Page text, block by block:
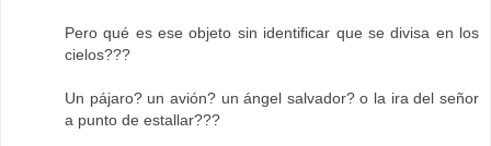
Pero qué es ese objeto sin identificar que se divisa en los
cielos???
Un pájaro? un avión? un ángel salvador? o la ira del señor
a punto de estallar???